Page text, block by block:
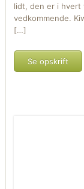
lidt, den er i hvert
vedkommende.
[…]
Se opskrift